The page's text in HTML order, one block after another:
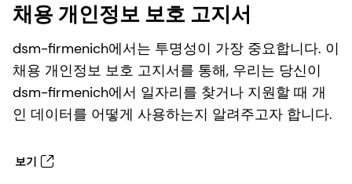
채용 개인정보 보호 고지서
dsm-firmenich에서는 투명성이 가장 중요합니다. 이
채용 개인정보 보호 고지서를 통해, 우리는 당신이
dsm-firmenich에서 일자리를 찾거나 지원할 때 개
인 데이터를 어떻게 사용하는지 알려주고자 합니다.
보기